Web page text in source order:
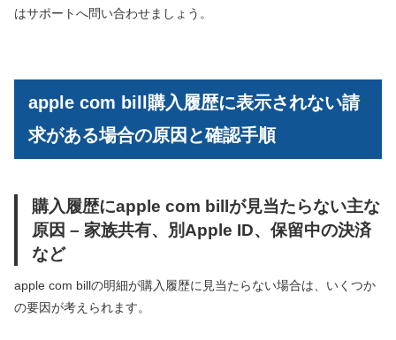
はサポートへ問い合わせましょう。
apple com bill購入履歴に表示されない請
求がある場合の原因と確認手順
購入履歴にapple com billが見当たらない主な
原因 – 家族共有、別Apple ID、保留中の決済
など
apple com billの明細が購入履歴に見当たらない場合は、いくつか
の要因が考えられます。